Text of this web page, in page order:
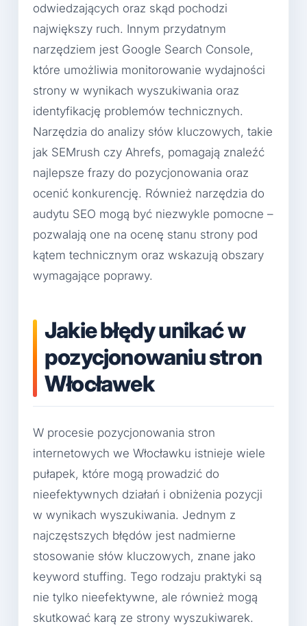
odwiedzających oraz skąd pochodzi
największy ruch. Innym przydatnym
narzędziem jest Google Search Console,
które umożliwia monitorowanie wydajności
strony w wynikach wyszukiwania oraz
identyfikację problemów technicznych.
Narzędzia do analizy słów kluczowych, takie
jak SEMrush czy Ahrefs, pomagają znaleźć
najlepsze frazy do pozycjonowania oraz
ocenić konkurencję. Również narzędzia do
audytu SEO mogą być niezwykle pomocne –
pozwalają one na ocenę stanu strony pod
kątem technicznym oraz wskazują obszary
wymagające poprawy.
Jakie błędy unikać w
pozycjonowaniu stron
Włocławek
W procesie pozycjonowania stron
internetowych we Włocławku istnieje wiele
pułapek, które mogą prowadzić do
nieefektywnych działań i obniżenia pozycji
w wynikach wyszukiwania. Jednym z
najczęstszych błędów jest nadmierne
stosowanie słów kluczowych, znane jako
keyword stuffing. Tego rodzaju praktyki są
nie tylko nieefektywne, ale również mogą
skutkować karą ze strony wyszukiwarek.